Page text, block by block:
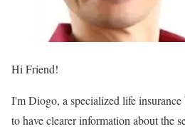
Hi Friend!
I'm Diogo, a specialized life
to have clearer information about the